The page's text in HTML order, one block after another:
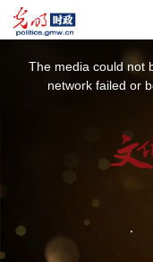
The media could not
network failed or